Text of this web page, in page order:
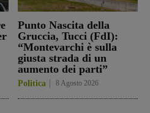
Punto Nascita della
Gruccia, Tucci (FdI):
“Montevarchi è sulla
giusta strada di un
aumento dei parti”
Politica 8 Agosto 2026